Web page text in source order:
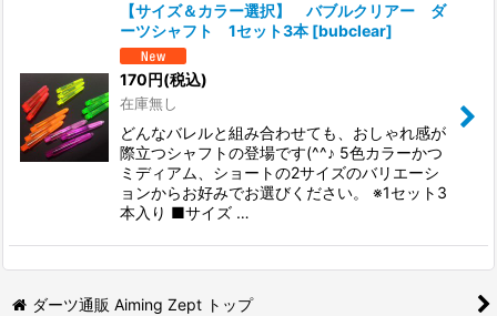
【サイズ＆カラー選択】 バブルクリアー ダ
ーツシャフト 1セット3本 [bubclear]
170円(税込)
在庫無し
どんなバレルと組み合わせても、おしゃれ感が
際立つシャフトの登場です(^^♪ 5色カラーかつ
ミディアム、ショートの2サイズのバリエーシ
ョンからお好みでお選びください。 ※1セット3
本入り ■サイズ …
ダーツ通販 Aiming Zept トップ